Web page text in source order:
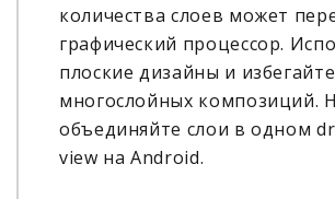
количества слоев может
графический процессор.
плоские дизайны и
многослойных композиций.
объединяйте слои в одном
view на Android.